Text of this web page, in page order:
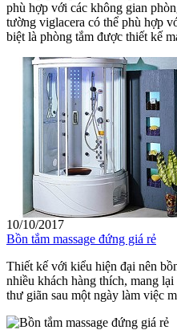
phù hợp với các không gian
tường viglacera có thể phù hợp
biệt là phòng tắm được thiết kế
10/10/2017
Bồn tắm massage đứng giá rẻ
Thiết kế với kiểu hiện đại nên
nhiều khách hàng thích, mang
thư giãn sau một ngày làm việc